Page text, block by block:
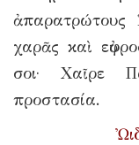
ἀπαρατρώτους
χαρᾶς καὶ
σοι· Χαῖρε
προστασία.